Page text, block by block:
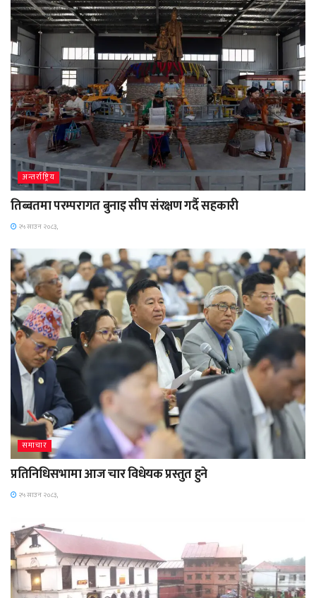
अन्तर्राष्ट्रिय
तिब्बतमा परम्परागत बुनाइ सीप संरक्षण गर्दै सहकारी
२५ साउन २०८३,
समाचार
प्रतिनिधिसभामा आज चार विधेयक प्रस्तुत हुने
२५ साउन २०८३,